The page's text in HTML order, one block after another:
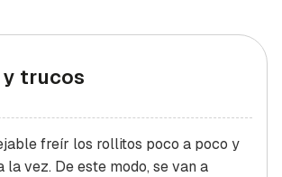
y trucos
freír los rollitos poco a poco y
la vez. De este modo, se van a